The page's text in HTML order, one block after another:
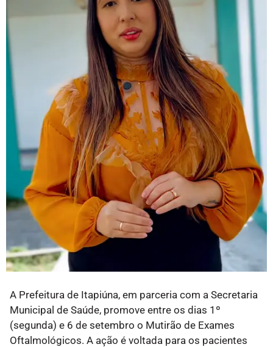
A Prefeitura de Itapiúna, em parceria com a Secretaria
Municipal de Saúde, promove entre os dias 1º
(segunda) e 6 de setembro o Mutirão de Exames
Oftalmológicos. A ação é voltada para os pacientes